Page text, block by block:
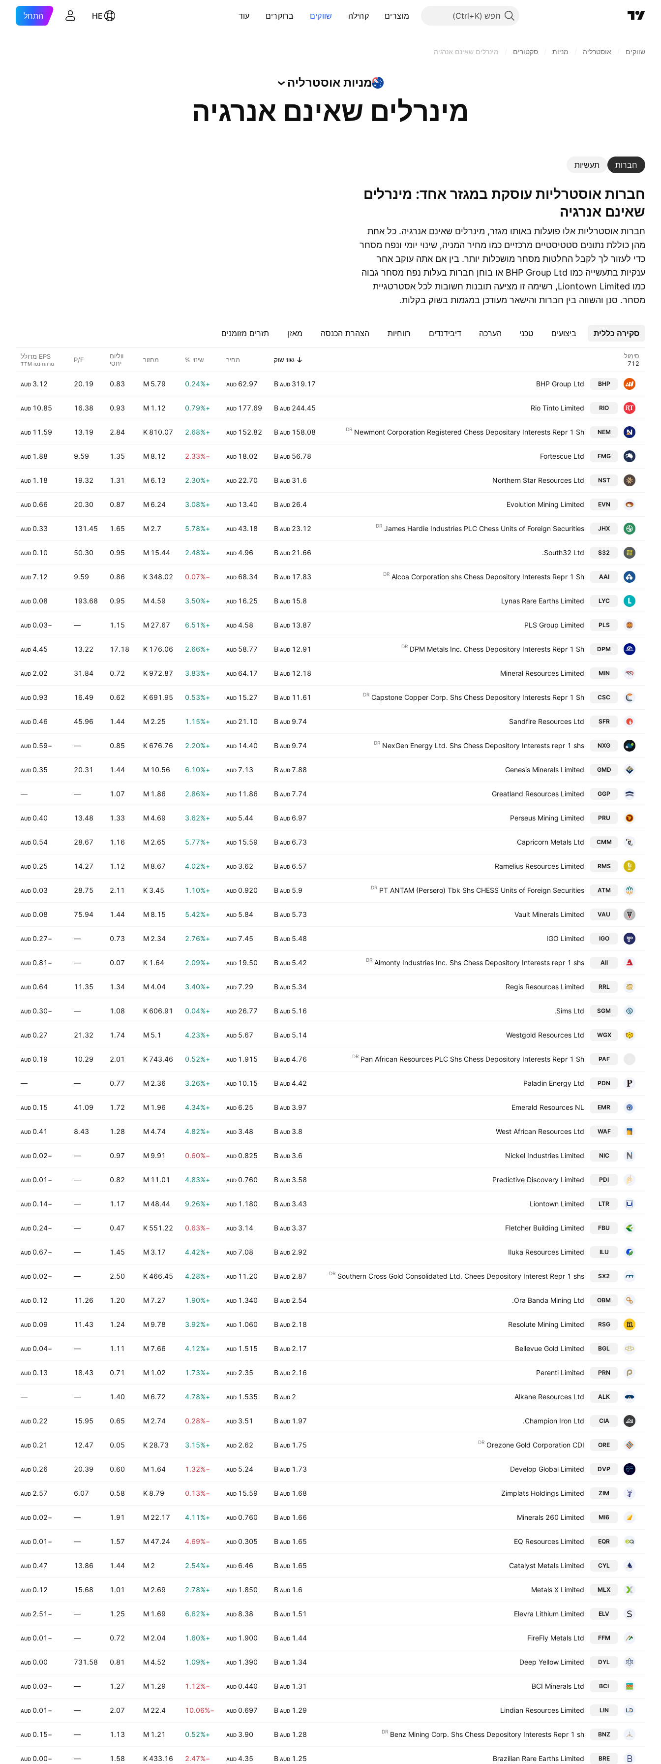
חפש מוצרים קהילה שווקים ברוקרים עוד HE התחל
שווקים ‏אוסטרליה מניות‏ סקטורים מינרלים שאינם אנרגיה
מניות אוסטרליה
מינרלים שאינם אנרגיה
חברות תעשיות
חברות אוסטרליות עוסקת במגזר אחד: מינרלים
שאינם אנרגיה
חברות אוסטרליות אלו פועלות באותו מגזר, מינרלים שאינם אנרגיה. כל אחת
מהן כוללת נתונים סטטיסטיים מרכזיים כמו מחיר המניה, שינוי יומי ונפח מסחר
כדי לעזור לך לקבל החלטות מסחר מושכלות יותר. בין אם אתה עוקב אחר
ענקיות בתעשייה כמו BHP Group Ltd או בוחן חברות בעלות נפח מסחר גבוה
כמו Liontown Limited, רשימה זו מציעה תובנות חשובות לכל אסטרטגיית
מסחר. סנן והשווה בין חברות והישאר מעודכן במגמות בשוק בקלות.
סקירה כללית ביצועים טכני הערכה דיבידנדים רווחיות הצהרת הכנסה מאזן תזרים מזומנים
סימול שווי שוק מחיר שינוי % מחזור
ווליום
יחסי
P/E EPS מדולל
BHP
BHP Group Ltd
319.17 B
AUD
62.97
AUD
+0.24%
5.79 M
0.83
20.19
3.12
AUD
RIO
Rio Tinto Limited
244.45 B
AUD
177.69
AUD
+0.79%
1.12 M
0.93
16.38
10.85
AUD
NEM
Newmont Corporation Registered Chess Depositary Interests Repr 1 Sh
DR
158.08 B
AUD
152.82
AUD
+2.68%
810.07 K
2.84
13.19
11.59
AUD
FMG
Fortescue Ltd
56.78 B
AUD
18.02
AUD
−2.33%
8.12 M
1.35
9.59
1.88
AUD
NST
Northern Star Resources Ltd
31.6 B
AUD
22.70
AUD
+2.30%
6.13 M
1.31
19.32
1.18
AUD
EVN
Evolution Mining Limited
26.4 B
AUD
13.40
AUD
+3.08%
6.24 M
0.87
20.30
0.66
AUD
JHX
James Hardie Industries PLC Chess Units of Foreign Securities
DR
23.12 B
AUD
43.18
AUD
+5.78%
2.7 M
1.65
131.45
0.33
AUD
S32
South32 Ltd.
21.66 B
AUD
4.96
AUD
+2.48%
15.44 M
0.95
50.30
0.10
AUD
AAI
Alcoa Corporation shs Chess Depository Interests Repr 1 Sh
DR
17.83 B
AUD
68.34
AUD
−0.07%
348.02 K
0.86
9.59
7.12
AUD
LYC
Lynas Rare Earths Limited
15.8 B
AUD
16.25
AUD
+3.50%
4.59 M
0.95
193.68
0.08
AUD
PLS
PLS Group Limited
13.87 B
AUD
4.58
AUD
+6.51%
27.67 M
1.15
—
−0.03
AUD
DPM
DPM Metals Inc. Chess Depository Interests Repr 1 Sh
DR
12.91 B
AUD
58.77
AUD
+2.66%
176.06 K
17.18
13.22
4.45
AUD
MIN
Mineral Resources Limited
12.18 B
AUD
64.17
AUD
+3.83%
972.87 K
0.72
31.84
2.02
AUD
CSC
Capstone Copper Corp. Shs Chess Depository Interests Repr 1 Sh
DR
11.61 B
AUD
15.27
AUD
+0.53%
691.95 K
0.62
16.49
0.93
AUD
SFR
Sandfire Resources Ltd
9.74 B
AUD
21.10
AUD
+1.15%
2.25 M
1.44
45.96
0.46
AUD
NXG
NexGen Energy Ltd. Shs Chess Depository Interests repr 1 shs
DR
9.74 B
AUD
14.40
AUD
+2.20%
676.76 K
0.85
—
−0.59
AUD
GMD
Genesis Minerals Limited
7.88 B
AUD
7.13
AUD
+6.10%
10.56 M
1.44
20.31
0.35
AUD
GGP
Greatland Resources Limited
7.74 B
AUD
11.86
AUD
+2.86%
1.86 M
1.07
—
—
PRU
Perseus Mining Limited
6.97 B
AUD
5.44
AUD
+3.62%
4.69 M
1.33
13.48
0.40
AUD
CMM
Capricorn Metals Ltd
6.73 B
AUD
15.59
AUD
+5.77%
2.65 M
1.16
28.67
0.54
AUD
RMS
Ramelius Resources Limited
6.57 B
AUD
3.62
AUD
+4.02%
8.67 M
1.12
14.27
0.25
AUD
ATM
PT ANTAM (Persero) Tbk Shs CHESS Units of Foreign Securities
DR
5.9 B
AUD
0.920
AUD
+1.10%
3.45 K
2.11
28.75
0.03
AUD
VAU
Vault Minerals Limited
5.73 B
AUD
5.84
AUD
+5.42%
8.15 M
1.44
75.94
0.08
AUD
IGO
IGO Limited
5.48 B
AUD
7.45
AUD
+2.76%
2.34 M
0.73
—
−0.27
AUD
AII
Almonty Industries Inc. Shs Chess Depository Interests repr 1 shs
DR
5.42 B
AUD
19.50
AUD
+2.09%
1.64 K
0.07
—
−0.81
AUD
RRL
Regis Resources Limited
5.34 B
AUD
7.29
AUD
+3.40%
4.04 M
1.34
11.35
0.64
AUD
SGM
Sims Ltd.
5.16 B
AUD
26.77
AUD
+0.04%
606.91 K
1.08
—
−0.30
AUD
WGX
Westgold Resources Ltd
5.14 B
AUD
5.67
AUD
+4.23%
5.1 M
1.74
21.32
0.27
AUD
PAF
Pan African Resources PLC Shs Chess Depository Interests Repr 1 Sh
DR
4.76 B
AUD
1.915
AUD
+0.52%
743.46 K
2.01
10.29
0.19
AUD
PDN
Paladin Energy Ltd
4.42 B
AUD
10.15
AUD
+3.26%
2.36 M
0.77
—
—
EMR
Emerald Resources NL
3.97 B
AUD
6.25
AUD
+4.34%
1.96 M
1.72
41.09
0.15
AUD
WAF
West African Resources Ltd
3.8 B
AUD
3.48
AUD
+4.82%
4.74 M
1.28
8.43
0.41
AUD
NIC
Nickel Industries Limited
3.6 B
AUD
0.825
AUD
−0.60%
9.91 M
0.97
—
−0.02
AUD
PDI
Predictive Discovery Limited
3.58 B
AUD
0.760
AUD
+4.83%
11.01 M
0.82
—
−0.01
AUD
LTR
Liontown Limited
3.43 B
AUD
1.180
AUD
+9.26%
48.44 M
1.17
—
−0.14
AUD
FBU
Fletcher Building Limited
3.37 B
AUD
3.14
AUD
−0.63%
551.22 K
0.47
—
−0.24
AUD
ILU
Iluka Resources Limited
2.92 B
AUD
7.08
AUD
+4.42%
3.17 M
1.45
—
−0.67
AUD
SX2
Southern Cross Gold Consolidated Ltd. Chees Depository Interest Repr 1 shs
DR
2.87 B
AUD
11.20
AUD
+4.28%
466.45 K
2.50
—
−0.02
AUD
OBM
Ora Banda Mining Ltd.
2.54 B
AUD
1.340
AUD
+1.90%
7.27 M
1.20
11.26
0.12
AUD
RSG
Resolute Mining Limited
2.18 B
AUD
1.060
AUD
+3.92%
9.78 M
1.24
11.43
0.09
AUD
BGL
Bellevue Gold Limited
2.17 B
AUD
1.515
AUD
+4.12%
7.66 M
1.11
—
−0.04
AUD
PRN
Perenti Limited
2.16 B
AUD
2.35
AUD
+1.73%
1.02 M
0.71
18.43
0.13
AUD
ALK
Alkane Resources Ltd
2 B
AUD
1.535
AUD
+4.78%
6.72 M
1.40
—
—
CIA
Champion Iron Ltd.
1.97 B
AUD
3.51
AUD
−0.28%
2.74 M
0.65
15.95
0.22
AUD
ORE
Orezone Gold Corporation CDI
DR
1.75 B
AUD
2.62
AUD
+3.15%
28.73 K
0.05
12.47
0.21
AUD
DVP
Develop Global Limited
1.73 B
AUD
5.24
AUD
−1.32%
1.64 M
0.60
20.39
0.26
AUD
ZIM
Zimplats Holdings Limited
1.68 B
AUD
15.59
AUD
−0.13%
8.79 K
0.58
6.07
2.57
AUD
MI6
Minerals 260 Limited
1.66 B
AUD
0.760
AUD
+4.11%
22.17 M
1.91
—
−0.02
AUD
EQR
EQ Resources Limited
1.65 B
AUD
0.305
AUD
−4.69%
47.24 M
1.57
—
−0.01
AUD
CYL
Catalyst Metals Limited
1.65 B
AUD
6.46
AUD
+2.54%
2 M
1.44
13.86
0.47
AUD
MLX
Metals X Limited
1.6 B
AUD
1.850
AUD
+2.78%
2.69 M
1.01
15.68
0.12
AUD
ELV
Elevra Lithium Limited
1.51 B
AUD
8.38
AUD
+6.62%
1.69 M
1.25
—
−2.51
AUD
FFM
FireFly Metals Ltd
1.44 B
AUD
1.900
AUD
+1.60%
2.04 M
0.72
—
−0.01
AUD
DYL
Deep Yellow Limited
1.34 B
AUD
1.390
AUD
+1.09%
4.52 M
0.81
731.58
0.00
AUD
BCI
BCI Minerals Ltd
1.31 B
AUD
0.440
AUD
−1.12%
1.29 M
1.27
—
−0.03
AUD
LIN
Lindian Resources Limited
1.29 B
AUD
0.697
AUD
−10.06%
22.4 M
2.07
—
−0.01
AUD
BNZ
Benz Mining Corp. Shs Chess Depository Interests Repr 1 sh
DR
1.28 B
AUD
3.90
AUD
+0.52%
1.21 M
1.13
—
−0.15
AUD
BRE
Brazilian Rare Earths Limited
1.25 B
AUD
4.35
AUD
−2.47%
433.16 K
1.58
—
−0.00
AUD